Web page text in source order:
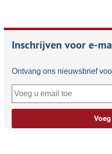
Inschrijven voor e-
Ontvang ons nieuwsbrief